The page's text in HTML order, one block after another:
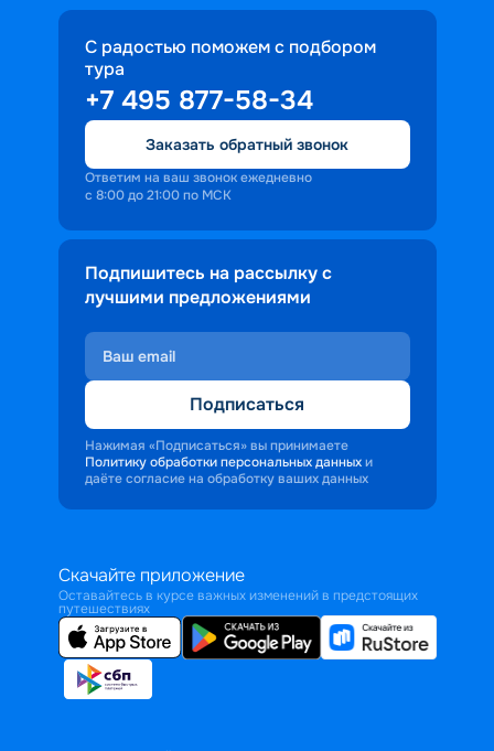
С радостью поможем с подбором
тура
+7 495 877-58-34
Заказать обратный звонок
Ответим на ваш звонок ежедневно
с 8:00 до 21:00 по МСК
Подпишитесь на рассылку с
лучшими предложениями
Подписаться
Нажимая «Подписаться» вы принимаете
Политику обработки персональных данных и
даёте согласие на обработку ваших данных
Скачайте приложение
Оставайтесь в курсе важных изменений в предстоящих
путешествиях